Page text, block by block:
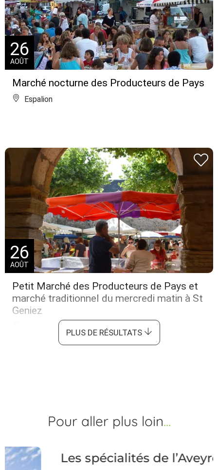
Marché nocturne des Producteurs de Pays
26
AOÛT
Espalion
Petit Marché des Producteurs de Pays et
marché traditionnel du mercredi matin à St
Geniez
26
AOÛT
Saint-Geniez-d'Olt-et-d'Aubrac
PLUS DE RÉSULTATS
Pour allerplus loin